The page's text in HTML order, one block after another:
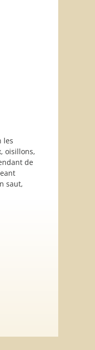
les
oisillons,
de
saut,